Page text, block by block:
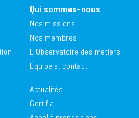
Qui sommes-nous
Nos missions
Nos membres
L'Observatoire des métiers
Équipe et contact
Actualités
Certifia